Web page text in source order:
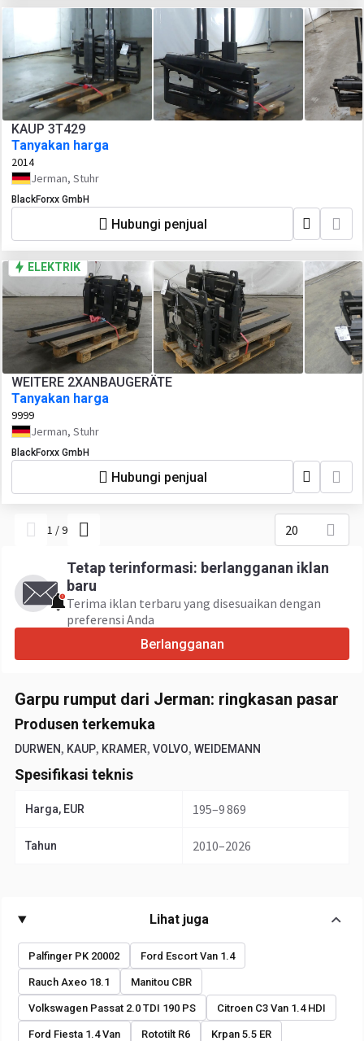
KAUP 3T429
Tanyakan harga
2014
Jerman, Stuhr
BlackForxx GmbH
Hubungi penjual
ELEKTRIK
WEITERE 2XANBAUGERÄTE
Tanyakan harga
9999
Jerman, Stuhr
BlackForxx GmbH
Hubungi penjual
1 /9 20
Tetap terinformasi: berlangganan iklan
baru
Terima iklan terbaru yang disesuaikan dengan
preferensi Anda
Berlangganan
Garpu rumput dari Jerman: ringkasan pasar
Produsen terkemuka
DURWEN, KAUP, KRAMER, VOLVO, WEIDEMANN
Spesifikasi teknis
Harga, EUR 195–9 869
Tahun 2010–2026
Lihat juga
Palfinger PK 20002 Ford Escort Van 1.4
Rauch Axeo 18.1 Manitou CBR
Volkswagen Passat 2.0 TDI 190 PS Citroen C3 Van 1.4 HDI
Ford Fiesta 1.4 Van Rototilt R6 Krpan 5.5 ER